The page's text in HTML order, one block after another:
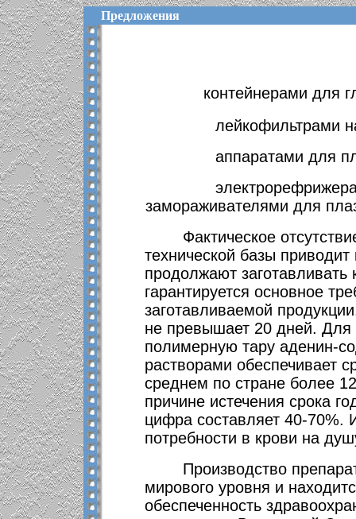
Предложения
контейнерами для
лейкофильтрами
аппаратами для
замораживателями для
Фактическое
технической базы
продолжают заготавливать
гарантируется основное
заготавливаемой
не превышает 20 дней. Для
полимерную тару аденин-
растворами обеспечивает
среднем по стране более
причине истечения срока
цифра составляет 40-70%.
потребности в крови на
Производство
мирового уровня и
обеспеченность